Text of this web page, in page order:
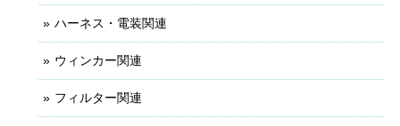
ハーネス・電装関連
ウィンカー関連
フィルター関連